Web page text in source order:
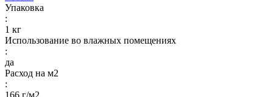
Упаковка
:
1 кг
Использование во влажных помещениях
:
да
Расход на м2
:
166 г/м2